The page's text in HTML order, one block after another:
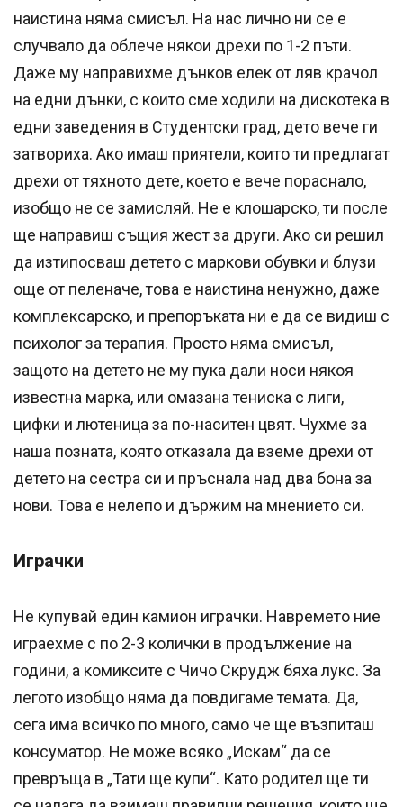
наистина няма смисъл. На нас лично ни се е
случвало да облече някои дрехи по 1-2 пъти.
Даже му направихме дънков елек от ляв крачол
на едни дънки, с които сме ходили на дискотека в
едни заведения в Студентски град, дето вече ги
затвориха. Ако имаш приятели, които ти предлагат
дрехи от тяхното дете, което е вече пораснало,
изобщо не се замисляй. Не е клошарско, ти после
ще направиш същия жест за други. Ако си решил
да изтипосваш детето с маркови обувки и блузи
още от пеленаче, това е наистина ненужно, даже
комплексарско, и препоръката ни е да се видиш с
психолог за терапия. Просто няма смисъл,
защото на детето не му пука дали носи някоя
известна марка, или омазана тениска с лиги,
цифки и лютеница за по-наситен цвят. Чухме за
наша позната, която отказала да вземе дрехи от
детето на сестра си и пръснала над два бона за
нови. Това е нелепо и държим на мнението си.
Играчки
Не купувай един камион играчки. Навремето ние
играехме с по 2-3 колички в продължение на
години, а комиксите с Чичо Скрудж бяха лукс. За
легото изобщо няма да повдигаме темата. Да,
сега има всичко по много, само че ще възпиташ
консуматор. Не може всяко „Искам“ да се
превръща в „Тати ще купи“. Като родител ще ти